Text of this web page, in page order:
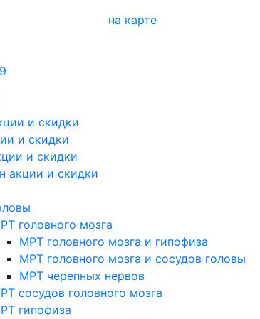
на карте
и скидки
и скидки
и скидки
акции и скидки
головного мозга
МРТ головного мозга и гипофиза
МРТ головного мозга и сосудов головы
МРТ черепных нервов
сосудов головного мозга
гипофиза